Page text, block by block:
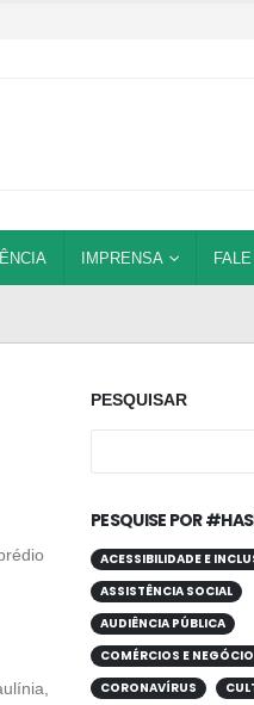
IMPRENSA
PESQUISAR
PESQUISE POR
ACESSIBILIDADE E
ASSISTÊNCIA SOCIAL
AUDIÊNCIA PÚBLICA
COMÉRCIOS E
CORONAVÍRUS